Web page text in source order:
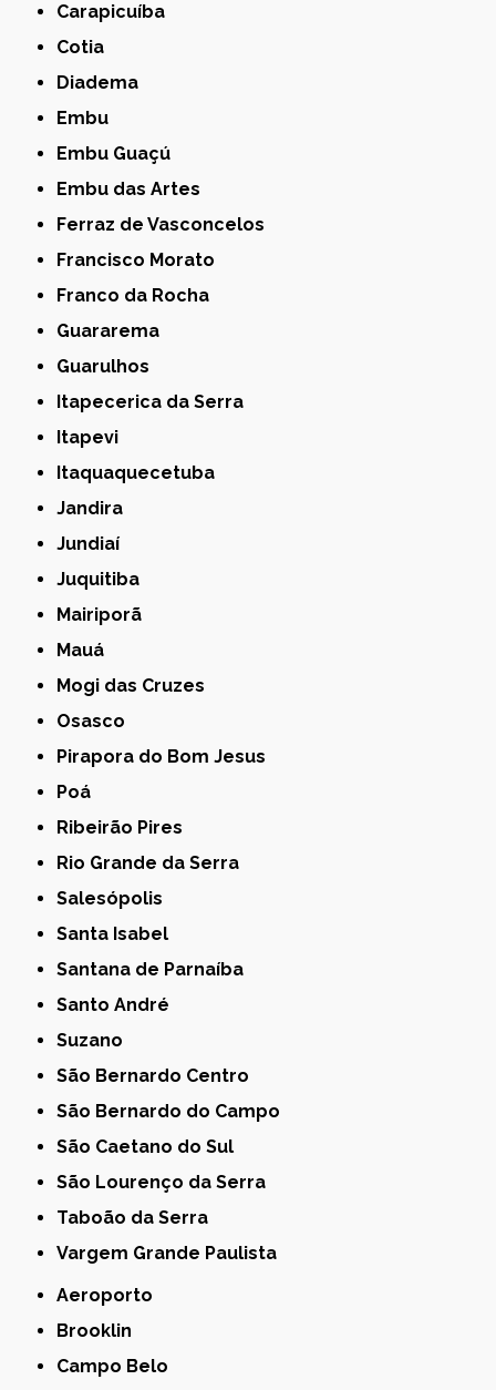
Carapicuíba
Cotia
Diadema
Embu
Embu Guaçú
Embu das Artes
Ferraz de Vasconcelos
Francisco Morato
Franco da Rocha
Guararema
Guarulhos
Itapecerica da Serra
Itapevi
Itaquaquecetuba
Jandira
Jundiaí
Juquitiba
Mairiporã
Mauá
Mogi das Cruzes
Osasco
Pirapora do Bom Jesus
Poá
Ribeirão Pires
Rio Grande da Serra
Salesópolis
Santa Isabel
Santana de Parnaíba
Santo André
Suzano
São Bernardo Centro
São Bernardo do Campo
São Caetano do Sul
São Lourenço da Serra
Taboão da Serra
Vargem Grande Paulista
Aeroporto
Brooklin
Campo Belo